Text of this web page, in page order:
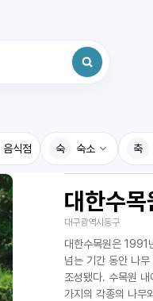
음식점 숙 숙소
국내맛집
고수의레시피
음식용어사전
축
대한수목
대구광역시동구
대한수목원은 1991
넘는 기간 동안 나
조성됐다. 수목원
가지의 각종의 나무